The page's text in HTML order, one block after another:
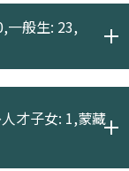
一般生: 23,
才子女: 1,蒙藏